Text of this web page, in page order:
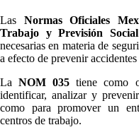
Las Normas Oficiales
Trabajo y Previsión Social
necesarias en materia de
a efecto de prevenir
LaNOM 035 tiene como
identificar, analizar y
como para promover un
centros de trabajo.